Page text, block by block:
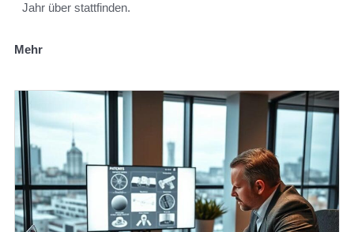
Jahr über stattfinden.
Mehr